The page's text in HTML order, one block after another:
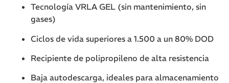
Tecnología VRLA GEL (sin mantenimiento, sin
gases)
Ciclos de vida superiores a 1.500 a un 80% DOD
Recipiente de polipropileno de alta resistencia
Baja autodescarga, ideales para almacenamiento